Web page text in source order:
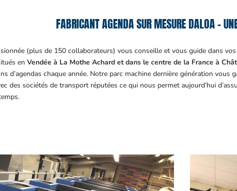
FABRICANT AGENDA SUR MESURE DALOA –
(plus de 150 collaborateurs) vous conseille et vous guide dans
enVendée à La Mothe Achard et dans le centre de la France à
d’agendas chaque année. Notre parc machine dernière génération
des sociétés de transport réputées ce qui nous permet aujourd’hui